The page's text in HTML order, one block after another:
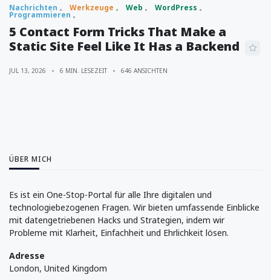
Nachrichten Werkzeuge Web WordPress
Programmieren
5 Contact Form Tricks That Make a
Static Site Feel Like It Has a Backend
JUL 13, 2026 6 MIN. LESEZEIT 646 ANSICHTEN
ÜBER MICH
Es ist ein One-Stop-Portal für alle Ihre digitalen und
technologiebezogenen Fragen. Wir bieten umfassende Einblicke
mit datengetriebenen Hacks und Strategien, indem wir
Probleme mit Klarheit, Einfachheit und Ehrlichkeit lösen.
Adresse
London, United Kingdom